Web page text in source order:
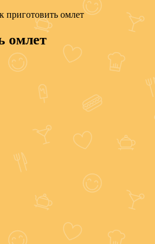
приготовить омлет
омлет